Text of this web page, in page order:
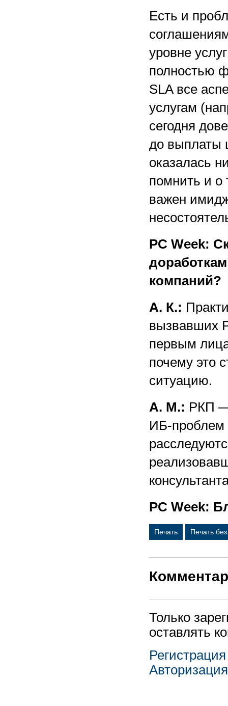
Есть и
уровне
полностью
SLA все
услугам
сегодня
до выплаты
оказалась
помнить и о
важен
PC Week:
компаний?
А. К.:
вызвавших
первым
почему это
ситуацию.
А. М.: РКП —
ИБ-проблем
PC Week:
Печать Печать
Только
оставлять
Регистрация
Авторизация